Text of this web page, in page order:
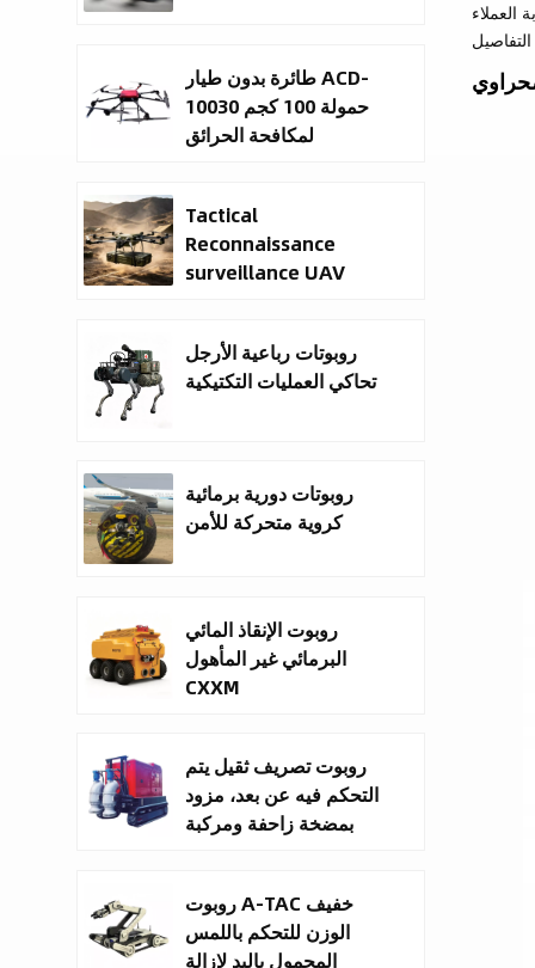
العملاء
طائرة بدون طيار ACD-
10030 حمولة 100 كجم
لمكافحة الحرائق
Tactical
Reconnaissance
surveillance UAV
Drone Manufacturer
روبوتات رباعية الأرجل
تحاكي العمليات التكتيكية
روبوتات دورية برمائية
كروية متحركة للأمن
روبوت الإنقاذ المائي
البرمائي غير المأهول
CXXM
روبوت تصريف ثقيل يتم
التحكم فيه عن بعد، مزود
بمضخة زاحفة ومركبة
روبوت A-TAC خفيف
الوزن للتحكم باللمس
المحمول باليد لإزالة